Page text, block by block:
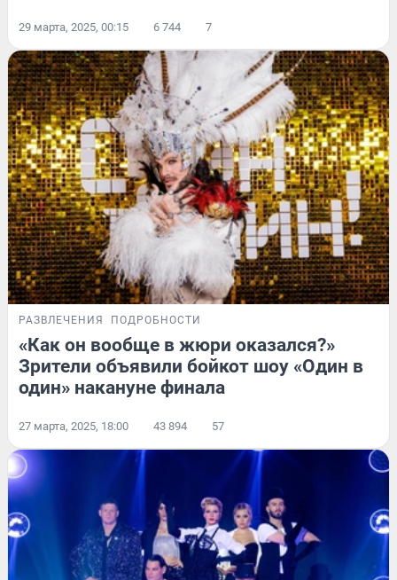
29 марта, 2025, 00:15 6 744 7
РАЗВЛЕЧЕНИЯ ПОДРОБНОСТИ
«Как он вообще в жюри оказался?»
Зрители объявили бойкот шоу «Один в
один» накануне финала
27 марта, 2025, 18:00 43 894 57